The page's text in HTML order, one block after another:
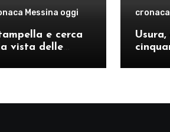
Messina oggi
e cerca
vista delle
cronaca